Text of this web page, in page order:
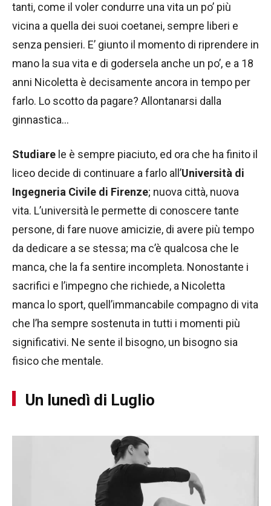
tanti, come il voler condurre una vita un po’ più
vicina a quella dei suoi coetanei, sempre liberi e
senza pensieri. E’ giunto il momento di riprendere in
mano la sua vita e di godersela anche un po’, e a 18
anni Nicoletta è decisamente ancora in tempo per
farlo. Lo scotto da pagare? Allontanarsi dalla
ginnastica…
Studiare le è sempre piaciuto, ed ora che ha finito il
liceo decide di continuare a farlo all’Università di
Ingegneria Civile di Firenze; nuova città, nuova
vita. L’università le permette di conoscere tante
persone, di fare nuove amicizie, di avere più tempo
da dedicare a se stessa; ma c’è qualcosa che le
manca, che la fa sentire incompleta. Nonostante i
sacrifici e l’impegno che richiede, a Nicoletta
manca lo sport, quell’immancabile compagno di vita
che l’ha sempre sostenuta in tutti i momenti più
significativi. Ne sente il bisogno, un bisogno sia
fisico che mentale.
Un lunedì di Luglio